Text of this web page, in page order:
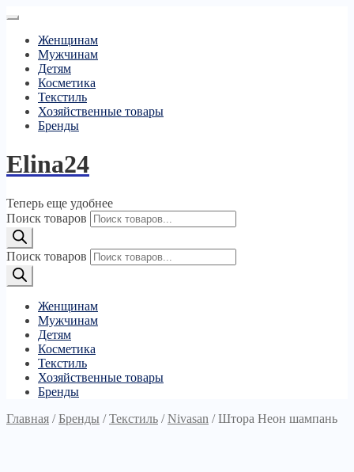
Женщинам
Мужчинам
Детям
Косметика
Текстиль
Хозяйственные товары
Бренды
Elina24
Теперь еще удобнее
Поиск товаров
Поиск товаров
Женщинам
Мужчинам
Детям
Косметика
Текстиль
Хозяйственные товары
Бренды
Главная /Бренды /Текстиль /Nivasan /Штора Неон шампань